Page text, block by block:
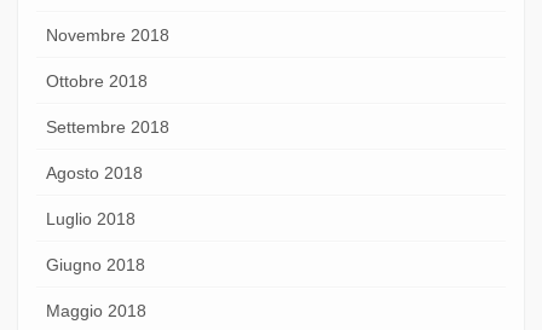
Novembre 2018
Ottobre 2018
Settembre 2018
Agosto 2018
Luglio 2018
Giugno 2018
Maggio 2018